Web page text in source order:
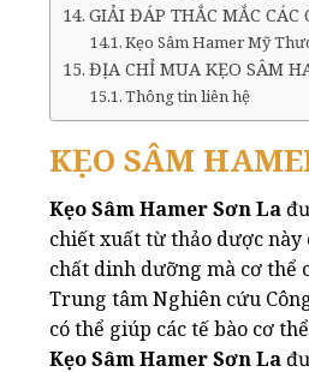
GIẢI ĐÁP THẮC MẮC CÁC
Kẹo Sâm Hamer Mỹ
ĐỊA CHỈ MUA KẸO SÂM
Thông tin liên hệ
KẸO SÂM
Kẹo Sâm Hamer Sơn La
chiết xuất từ ​​thảo dược này
chất dinh dưỡng mà cơ thể
Trung tâm Nghiên cứu
có thể giúp các tế bào cơ
Kẹo Sâm Hamer Sơn La